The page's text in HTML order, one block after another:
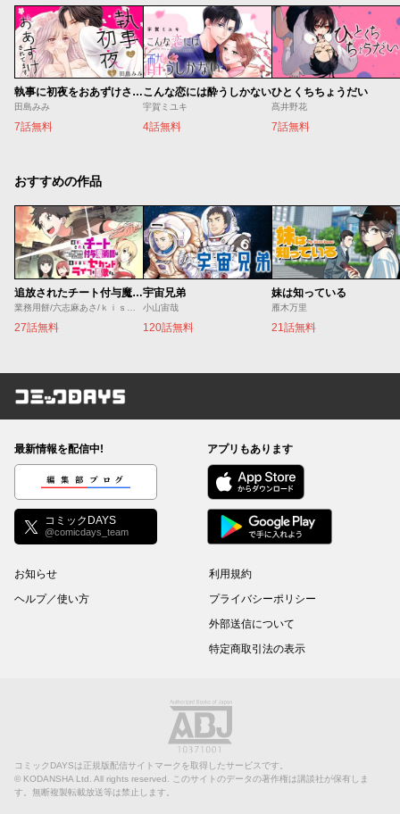
執事に初夜をおあずけされてます。
田島みみ
7話無料
こんな恋には酔うしかない
宇賀ミユキ
4話無料
ひとくちちょうだい
髙井野花
7話無料
おすすめの作品
追放されたチート付与魔術師は気ままなセカンドライフを謳歌する。 ～俺は武器だけじゃなく、あらゆるものに『強化ポイント』を付与できるし、俺の意思でいつでも効果を解除できるけど、残った人たち大丈夫？～
業務用餅/六志麻あさ/ｋｉｓｕｉ
27話無料
宇宙兄弟
小山宙哉
120話無料
妹は知っている
雁木万里
21話無料
コミックDAYS
最新情報を配信中!
編集部ブログ
コミックDAYS
@comicdays_team
アプリもあります
お知らせ
ヘルプ／使い方
利用規約
プライバシーポリシー
外部送信について
特定商取引法の表示
コミックDAYSは正規版配信サイトマークを取得したサービスです。
© KODANSHA Ltd. All rights reserved. このサイトのデータの著作権は講談社が保有しま
す。無断複製転載放送等は禁止します。